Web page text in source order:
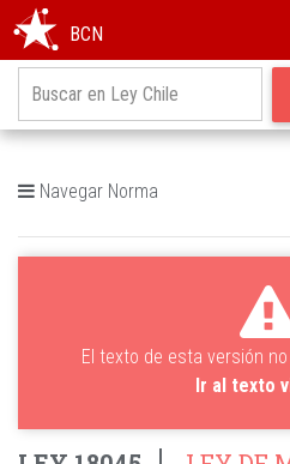
BCN
Navegar Norma
El texto de esta versión
Ir al texto